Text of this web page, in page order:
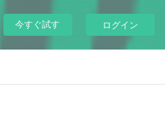
今すぐ試す ログイン